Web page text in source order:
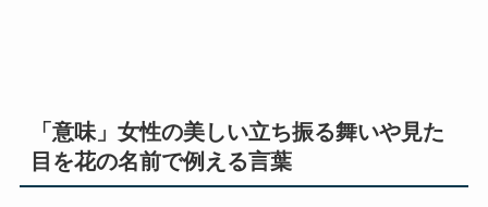
「意味」女性の美しい立ち振る舞いや見た
目を花の名前で例える言葉